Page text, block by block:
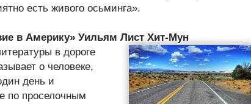
есть живого осьминга».
в Америку» Уильям Лист Хит-Мун
в дороге
о человеке,
день и
по проселочным